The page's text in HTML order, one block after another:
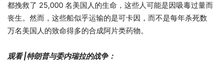
都挽救了 25,000 名美国人的生命，这些人可能是因吸毒过量而
丧生。然而，这些船似乎运输的是可卡因，而不是每年杀死数
万名美国人的致命得多的合成阿片类药物。
观看 |特朗普与委内瑞拉的战争：